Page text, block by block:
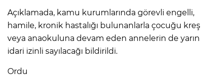
Açıklamada, kamu kurumlarında görevli engelli,
hamile, kronik hastalığı bulunanlarla çocuğu kreş
veya anaokuluna devam eden annelerin de yarın
idari izinli sayılacağı bildirildi.
Ordu